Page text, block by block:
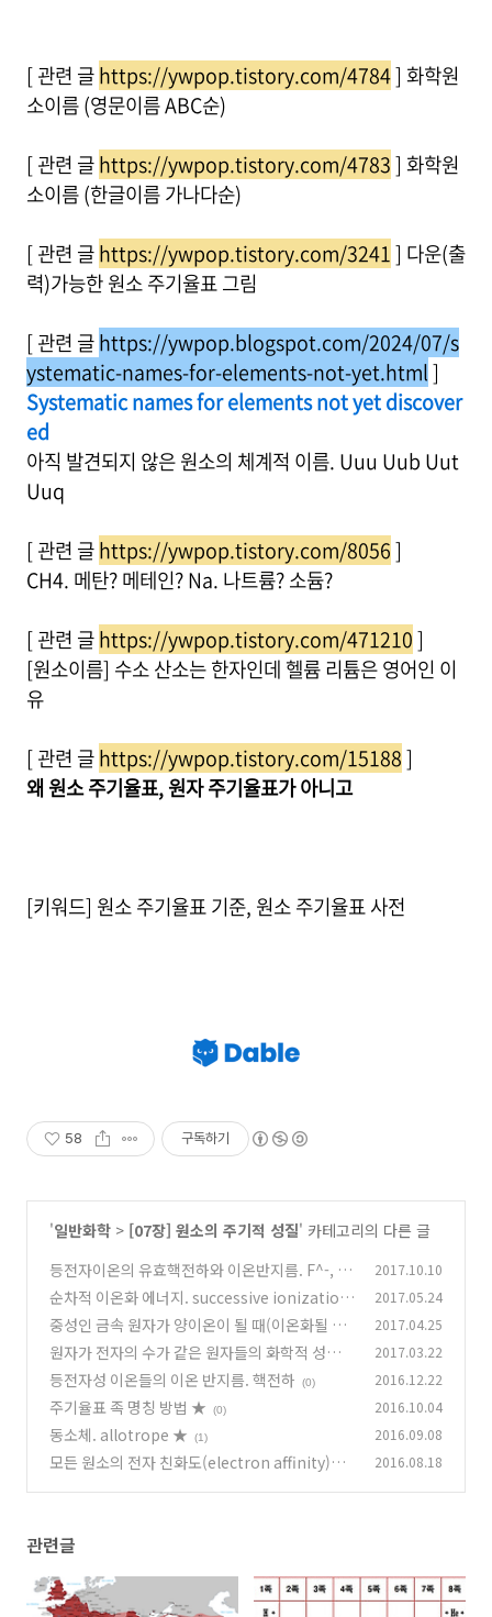
[ 관련 글https://ywpop.tistory.com/4784] 화학원
소이름 (영문이름 ABC순)
[ 관련 글https://ywpop.tistory.com/4783] 화학원
소이름 (한글이름 가나다순)
[ 관련 글https://ywpop.tistory.com/3241] 다운(출
력)가능한 원소 주기율표 그림
[ 관련 글https://ywpop.blogspot.com/2024/07/s
ystematic-names-for-elements-not-yet.html]
Systematic names for elements not yet discover
ed
아직 발견되지 않은 원소의 체계적 이름. Uuu Uub Uut
Uuq
[ 관련 글https://ywpop.tistory.com/8056]
CH4. 메탄? 메테인? Na. 나트륨? 소듐?
[ 관련 글https://ywpop.tistory.com/471210]
[원소이름] 수소 산소는 한자인데 헬륨 리튬은 영어인 이
유
[ 관련 글https://ywpop.tistory.com/15188]
왜 원소 주기율표, 원자 주기율표가 아니고
[키워드] 원소 주기율표 기준, 원소 주기율표 사전
58 구독하기
'일반화학 > [07장] 원소의 주기적 성질' 카테고리의 다른 글
등전자이온의 유효핵전하와 이온반지름. F^-, O
^2- and N^3-
(1)
2017.10.10
순차적 이온화 에너지. successive ionization
energy ★
(0)
2017.05.24
중성인 금속 원자가 양이온이 될 때(이온화될 때)
(0)
2017.04.25
원자가 전자의 수가 같은 원자들의 화학적 성질이
유사(비슷)한 이유 ★ (1)
2017.03.22
등전자성 이온들의 이온 반지름. 핵전하 (0) 2016.12.22
주기율표 족 명칭 방법 ★ (0) 2016.10.04
동소체. allotrope ★ (1) 2016.09.08
모든 원소의 전자 친화도(electron affinity)는
2016.08.18
관련글